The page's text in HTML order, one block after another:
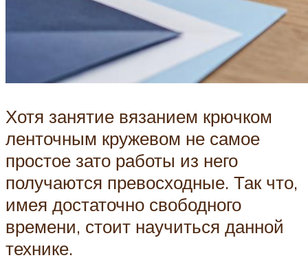
Хотя занятие вязанием крючком
ленточным кружевом не самое
простое зато работы из него
получаются превосходные. Так что,
имея достаточно свободного
времени, стоит научиться данной
технике.